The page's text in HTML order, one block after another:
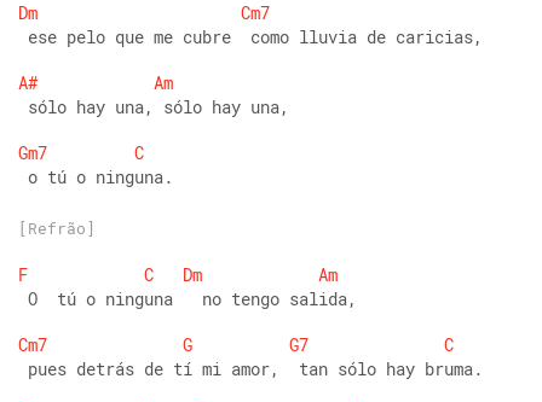
Dm
Cm7
ese pelo que me cubre  como lluvia de caricias,
A#
Am
sólo hay una, sólo hay una,
Gm7
C
o tú o ninguna.
[Refrão]
F C Dm
Am
O  tú o ninguna   no tengo salida,
Cm7
G G7
C
pues detrás de tí mi amor,  tan sólo hay bruma.